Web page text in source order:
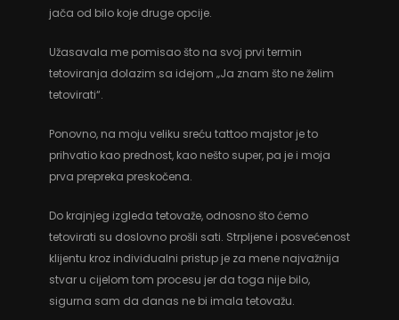
jača od bilo koje druge opcije.
Užasavala me pomisao što na svoj prvi termin
tetoviranja dolazim sa idejom „Ja znam što ne želim
tetovirati“.
Ponovno, na moju veliku sreću tattoo majstor je to
prihvatio kao prednost, kao nešto super, pa je i moja
prva prepreka preskočena.
Do krajnjeg izgleda tetovaže, odnosno što ćemo
tetovirati su doslovno prošli sati. Strpljene i posvećenost
klijentu kroz individualni pristup je za mene najvažnija
stvar u cijelom tom procesu jer da toga nije bilo,
sigurna sam da danas ne bi imala tetovažu.